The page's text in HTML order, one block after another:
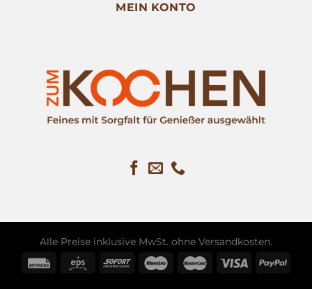
MEIN KONTO
Alle Preise inklusive MwSt. ohne Versandkosten.